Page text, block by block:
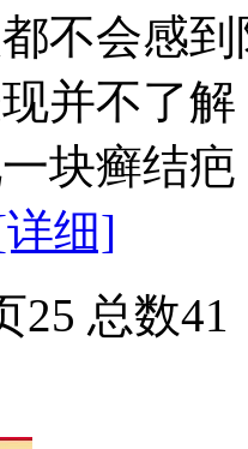
不会感
并不了
一块癣结
细]
25 总数